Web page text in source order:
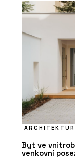
Byt ve
venkovní